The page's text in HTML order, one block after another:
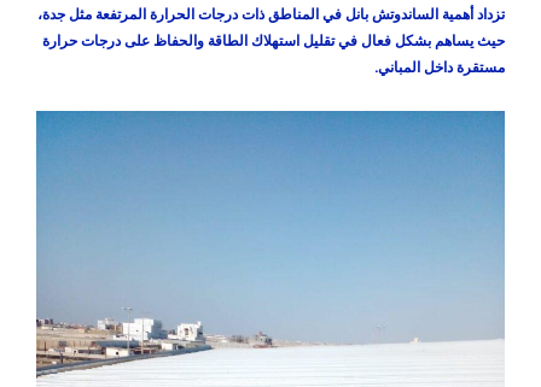
تزداد أهمية الساندوتش بانل في المناطق ذات درجات الحرارة المرتفعة مثل جدة،
حيث يساهم بشكل فعال في تقليل استهلاك الطاقة والحفاظ على درجات حرارة
مستقرة داخل المباني.